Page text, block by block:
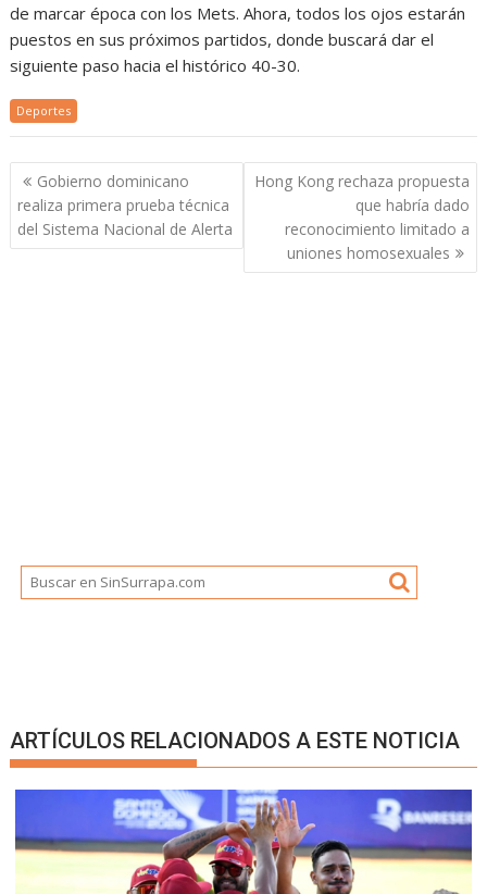
de marcar época con los Mets. Ahora, todos los ojos estarán
puestos en sus próximos partidos, donde buscará dar el
siguiente paso hacia el histórico 40-30.
Deportes
Navegación
de
entradas
Gobierno dominicano
realiza primera prueba técnica
del Sistema Nacional de Alerta
Hong Kong rechaza propuesta
que habría dado
reconocimiento limitado a
uniones homosexuales
ARTÍCULOS RELACIONADOS A ESTE NOTICIA